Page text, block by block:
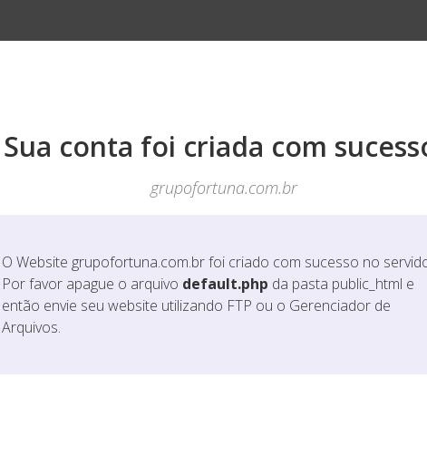
Sua conta foi criada com
grupofortuna.com.br
O Website grupofortuna.com.brfoi criado com sucesso no
Por favor apague o arquivo default.php da pasta public_html e
então envie seu website utilizando FTP ou o Gerenciador de
Arquivos.